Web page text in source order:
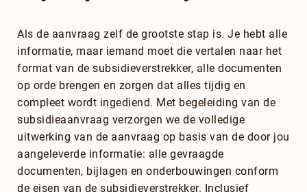
Als de aanvraag zelf de grootste stap is. Je hebt alle
informatie, maar iemand moet die vertalen naar het
format van de subsidieverstrekker, alle documenten
op orde brengen en zorgen dat alles tijdig en
compleet wordt ingediend. Met begeleiding van de
subsidieaanvraag verzorgen we de volledige
uitwerking van de aanvraag op basis van de door jou
aangeleverde informatie: alle gevraagde
documenten, bijlagen en onderbouwingen conform
de eisen van de subsidieverstrekker. Inclusief